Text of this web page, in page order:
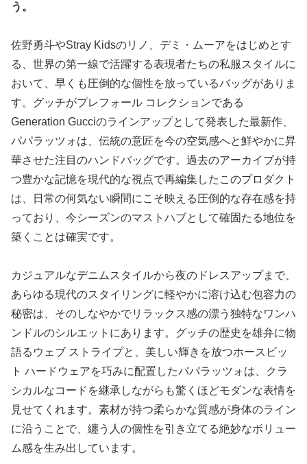
う。
佐野勇斗やStray Kidsのリノ、デミ・ムーアをはじめとす
る、世界の第一線で活躍する表現者たちの私服スタイルに
おいて、早くも圧倒的な個性を放っているバッグがありま
す。グッチがプレフォール コレクションである
Generation Gucciのラインアップとして発表した最新作、
パパラッツォは、伝統の意匠を今の空気感へと鮮やかに昇
華させた注目のハンドバッグです。過去のアーカイブが持
つ豊かな記憶を現代的な視点で再編集したこのプロダクト
は、日常の何気ない瞬間にこそ映える圧倒的な存在感を持
っており、今シーズンのマストハブとして確固たる地位を
築くことは確実です。
カジュアルなデニムスタイルから夜のドレスアップまで、
あらゆる現代のスタイリングに軽やかに溶け込む包容力の
秘密は、そのしなやかでリラックス感の漂う独特なワンハ
ンドルのシルエットにあります。グッチの歴史を雄弁に物
語るウェブ ストライプと、美しい輝きを放つホースビッ
ト ハードウェアを巧みに配置したパパラッツォは、クラ
シカルなコードを継承しながらも驚くほどモダンな表情を
見せてくれます。素材が持つ柔らかな質感が身体のライン
に沿うことで、纏う人の個性を引き立てる絶妙なボリュー
ム感を生み出しています。